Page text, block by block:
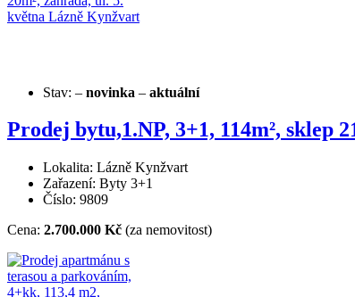
Stav: – novinka – aktuální
Prodej bytu,1.NP, 3+1, 114m², sklep
Lokalita: Lázně Kynžvart
Zařazení: Byty 3+1
Číslo: 9809
Cena: 2.700.000 Kč (za nemovitost)